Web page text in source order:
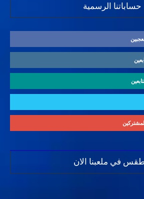
حساباتنا الرسمية
في ملعبنا الان